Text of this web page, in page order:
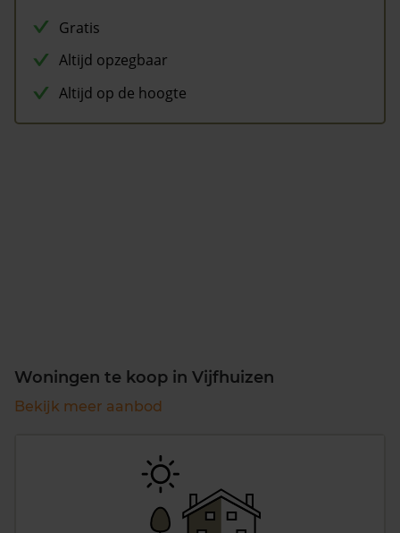
Gratis
Altijd opzegbaar
Altijd op de hoogte
Woningen te koop in Vijfhuizen
Bekijk meer aanbod